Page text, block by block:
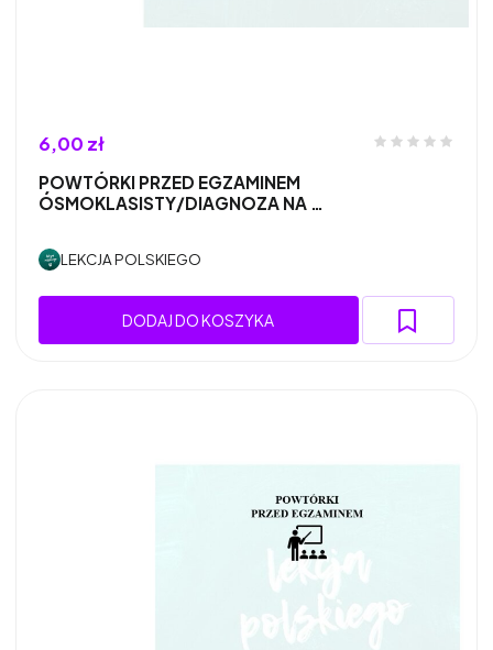
6,00 zł
POWTÓRKI PRZED EGZAMINEM
ÓSMOKLASISTY/DIAGNOZA NA …
LEKCJA POLSKIEGO
DODAJ DO KOSZYKA